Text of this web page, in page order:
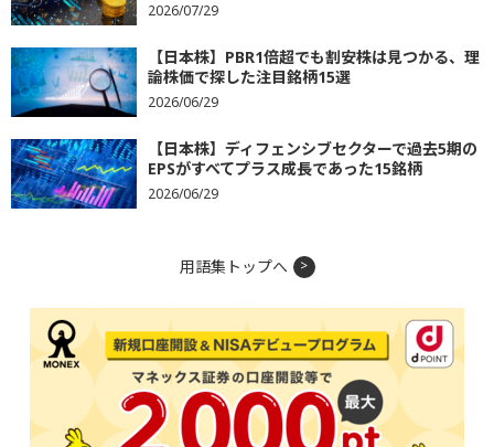
2026/07/29
【日本株】PBR1倍超でも割安株は見つかる、理
論株価で探した注目銘柄15選
2026/06/29
【日本株】ディフェンシブセクターで過去5期の
EPSがすべてプラス成長であった15銘柄
2026/06/29
用語集トップへ